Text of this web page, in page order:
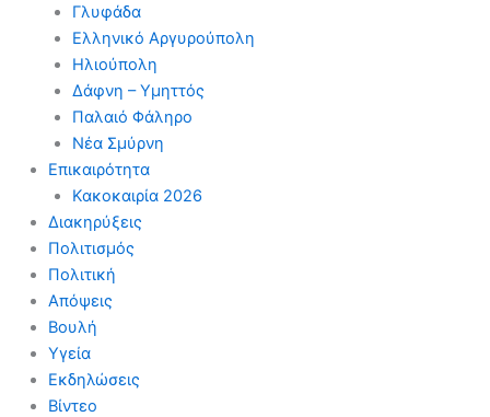
Γλυφάδα
Ελληνικό Αργυρούπολη
Ηλιούπολη
Δάφνη – Υμηττός
Παλαιό Φάληρο
Νέα Σμύρνη
Επικαιρότητα
Κακοκαιρία 2026
Διακηρύξεις
Πολιτισμός
Πολιτική
Απόψεις
Βουλή
Υγεία
Εκδηλώσεις
Βίντεο